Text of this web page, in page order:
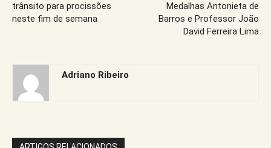
trânsito para procissões
neste fim de semana
Medalhas Antonieta de
Barros e Professor João
David Ferreira Lima
Adriano Ribeiro